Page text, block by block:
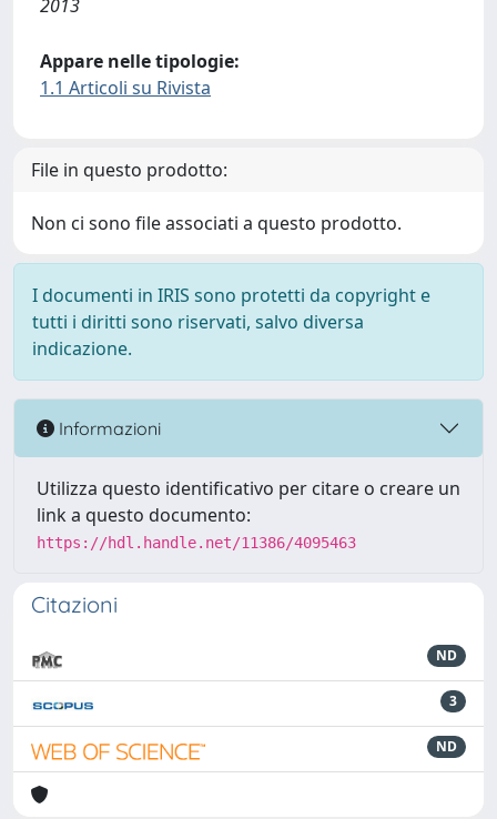
2013
Appare nelle tipologie:
1.1 Articoli su Rivista
File in questo prodotto:
Non ci sono file associati a questo prodotto.
I documenti in IRIS sono protetti da copyright e
tutti i diritti sono riservati, salvo diversa
indicazione.
Informazioni
Utilizza questo identificativo per citare o creare un
link a questo documento:
https://hdl.handle.net/11386/4095463
Citazioni
ND
3
ND